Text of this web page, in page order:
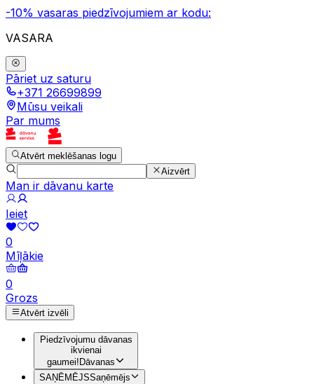
-10% vasaras piedzīvojumiem ar kodu:
VASARA
Pāriet uz saturu
+371 26699899
Mūsu veikali
Par mums
Atvērt meklēšanas logu
Aizvērt
Man ir dāvanu karte
Ieiet
0
Mīļākie
0
Grozs
Atvērt izvēli
Piedzīvojumu dāvanas
ikvienai
gaumei!Dāvanas
SAŅĒMĒJSSaņēmējs